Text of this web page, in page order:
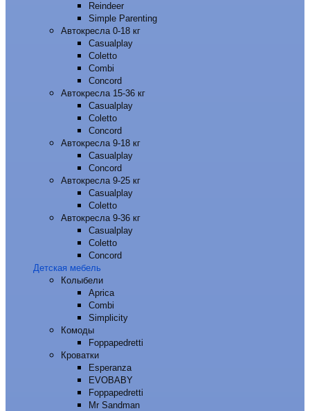
Reindeer
Simple Parenting
Автокресла 0-18 кг
Casualplay
Coletto
Combi
Concord
Автокресла 15-36 кг
Casualplay
Coletto
Concord
Автокресла 9-18 кг
Casualplay
Concord
Автокресла 9-25 кг
Casualplay
Coletto
Автокресла 9-36 кг
Casualplay
Coletto
Concord
Детская мебель
Колыбели
Aprica
Combi
Simplicity
Комоды
Foppapedretti
Кроватки
Esperanza
EVOBABY
Foppapedretti
Mr Sandman